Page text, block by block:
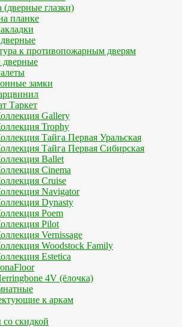
(дверные глазки)
планке
к противопожарным дверям
замки
Таркет
Gallery
Trophy
Тайга Первая Уральская
Тайга Первая Сибирская
Ballet
Cinema
Cruise
Navigator
Dynasty
Poem
Pilot
Vernissage
Woodstock Family
Estetica
4V (ёлочка)
к аркам
скидкой